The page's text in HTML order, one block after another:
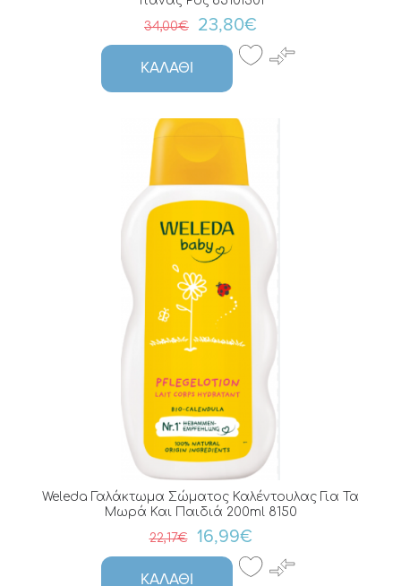
34,00€
23,80€
ΚΑΛΆΘΙ
Weleda Γαλάκτωμα Σώματος Καλέντουλας Για Τα
Μωρά Και Παιδιά 200ml 8150
22,17€
16,99€
ΚΑΛΆΘΙ